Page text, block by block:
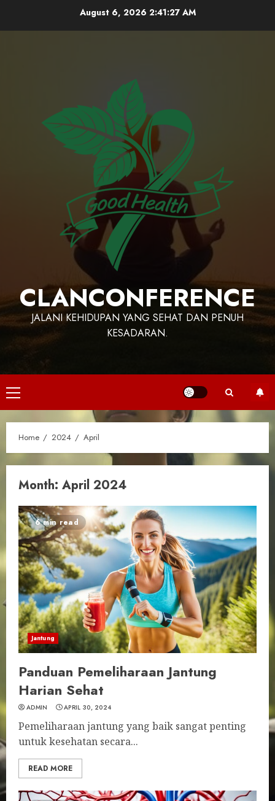
August 6, 2026 2:41:28 AM
CLANCONFERENCE
JALANI KEHIDUPAN YANG SEHAT DAN PENUH
KESADARAN.
Primary
Menu
Home 2024 April
Month: April 2024
6 min read
Jantung
Panduan Pemeliharaan Jantung
Harian Sehat
ADMIN APRIL 30, 2024
Pemeliharaan jantung yang baik sangat penting
untuk kesehatan secara...
READ MORE